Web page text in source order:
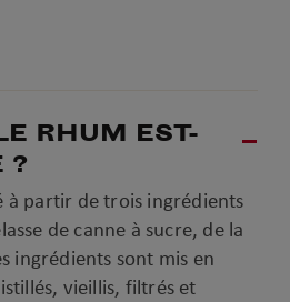
RHUM EST-
?
à partir de trois ingrédients
de canne à sucre, de la
ingrédients sont mis en
vieillis, filtrés et